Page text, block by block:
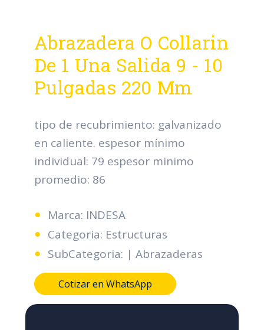
Abrazadera O Collarin
De 1 Una Salida 9 - 10
Pulgadas 220 Mm
tipo de recubrimiento: galvanizado
en caliente. espesor mínimo
individual: 79 espesor minimo
promedio: 86
Marca: INDESA
Categoria: Estructuras
SubCategoria: | Abrazaderas
Cotizar en WhatsApp